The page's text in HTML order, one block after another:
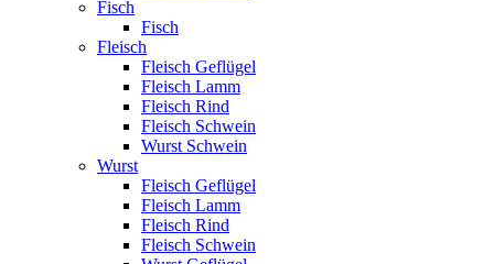
Fisch
Fisch
Fleisch
Fleisch Geflügel
Fleisch Lamm
Fleisch Rind
Fleisch Schwein
Wurst Schwein
Wurst
Fleisch Geflügel
Fleisch Lamm
Fleisch Rind
Fleisch Schwein